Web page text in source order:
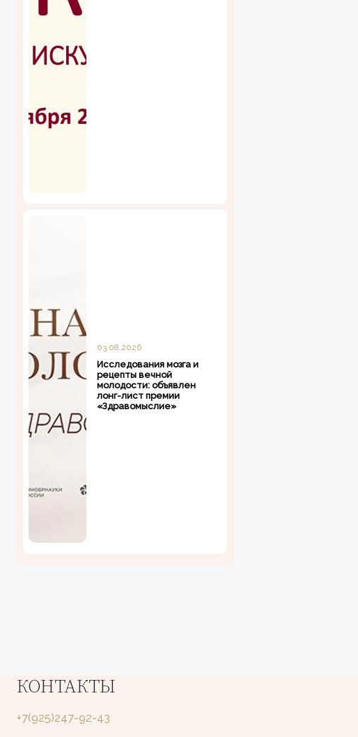
03.08.2026
Исследования мозга и
рецепты вечной
молодости: объявлен
лонг-лист премии
«Здравомыслие»
КОНТАКТЫ
+7(925)247-92-43